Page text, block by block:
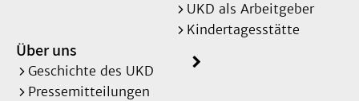
UKD als Arbeitgeber
Kindertagesstätte
Über uns
Geschichte des UKD
Pressemitteilungen